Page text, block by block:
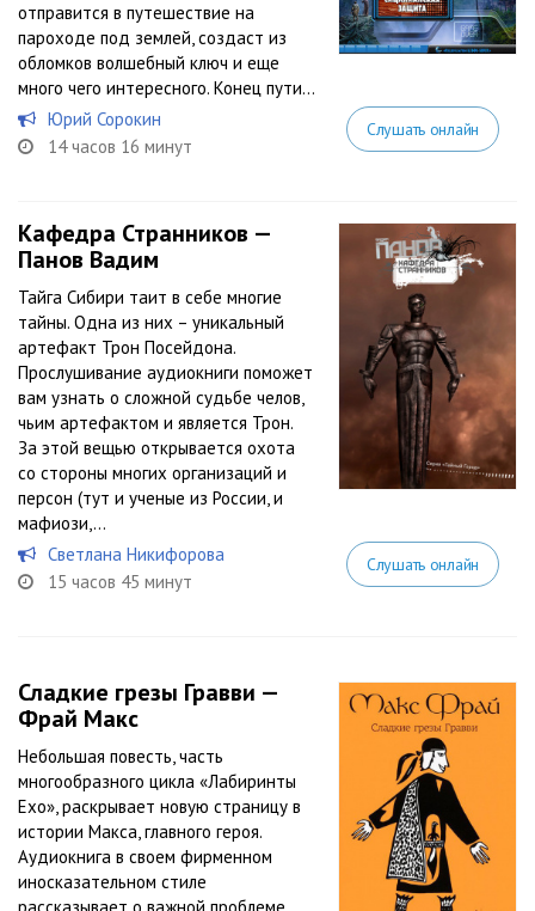
отправится в путешествие на
пароходе под землей, создаст из
обломков волшебный ключ и еще
много чего интересного. Конец пути...
Юрий Сорокин
14 часов 16 минут
Слушать онлайн
Кафедра Странников —
Панов Вадим
Тайга Сибири таит в себе многие
тайны. Одна из них – уникальный
артефакт Трон Посейдона.
Прослушивание аудиокниги поможет
вам узнать о сложной судьбе челов,
чьим артефактом и является Трон.
За этой вещью открывается охота
со стороны многих организаций и
персон (тут и ученые из России, и
мафиози,...
Светлана Никифорова
15 часов 45 минут
Слушать онлайн
Сладкие грезы Гравви —
Фрай Макс
Небольшая повесть, часть
многообразного цикла «Лабиринты
Ехо», раскрывает новую страницу в
истории Макса, главного героя.
Аудиокнига в своем фирменном
иносказательном стиле